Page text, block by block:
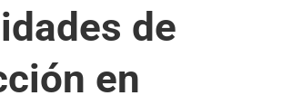
de
en